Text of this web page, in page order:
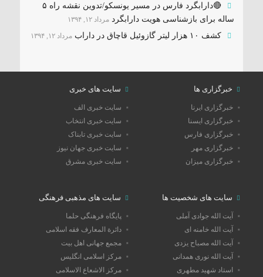
🔴دارابگرد فارس در مسیر یونسکو/تدوین نقشه راه ۵
ساله برای بازشناسی هویت دارابگرد مرداد ۱۲, ۱۳۹۴
کشف ۱۰ هزار لیتر گازوئیل قاچاق در داراب مرداد ۱۲, ۱۳۹۴
خبرگزاری ها
خبرگزاری ایرنا
خبرگزاری ایسنا
خبرگزاری فارس
خبرگزاری مهر
خبرگزاری میزان
سایت های خبری
سایت خبری الف
سایت خبری انتخاب
سایت خبری تابناک
سایت خبری جهان نیوز
سایت خبری مشرق
سایت های شخصیت ها
آیت الله جوادی آملی
آیت الله خامنه ای
آیت الله مصباح یزدی
آیت الله نوری همدانی
استاد شهید مطهری
سایت های مذهبی فرهنگی
پایگاه فرهنگی حلما
دائرة المعارف فقه اسلامی
مجمع جهانی اهل بیت
مرکز اسلامی انگلیس
مرکز الاشعاع الاسلامی